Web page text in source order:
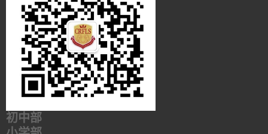
初中部